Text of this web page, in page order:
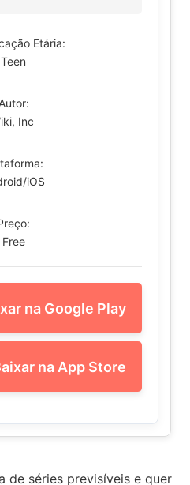
Etária:
Teen
Autor:
Inc
iOS
Free
na Google Play
na App Store
de séries previsíveis e quer